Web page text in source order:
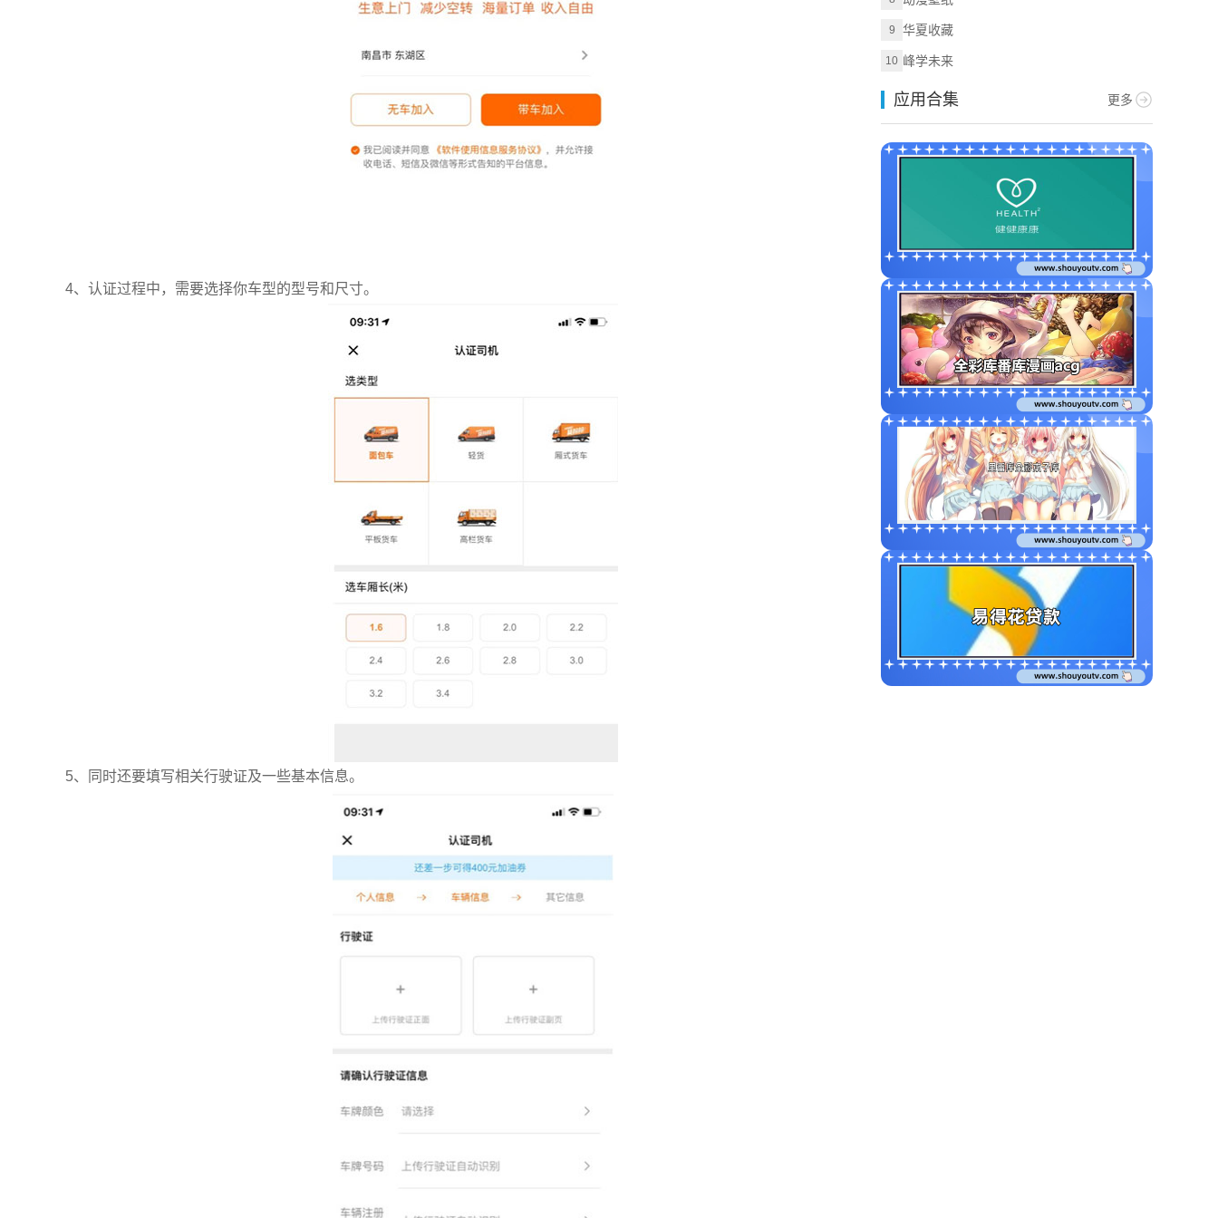
4、认证过程中，需要选择你车型的型号和尺寸。
5、同时还要填写相关行驶证及一些基本信息。
9 华夏收藏
10 峰学未来
应用合集 更多